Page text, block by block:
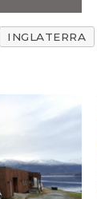
INGLATERRA